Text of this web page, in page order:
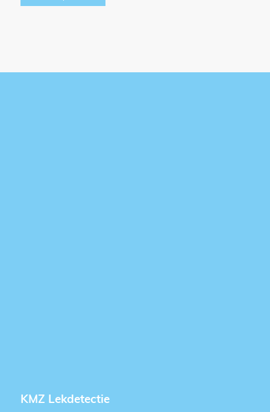
KMZ Lekdetectie